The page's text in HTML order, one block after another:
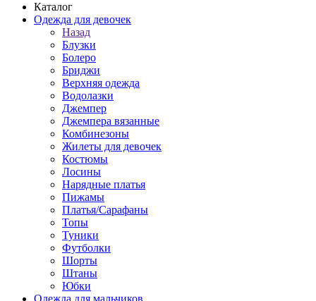
Каталог
Одежда для девочек
Назад
Блузки
Болеро
Бриджи
Верхняя одежда
Водолазки
Джемпер
Джемпера вязанные
Комбинезоны
Жилеты для девочек
Костюмы
Лосины
Нарядные платья
Пижамы
Платья/Сарафаны
Топы
Туники
Футболки
Шорты
Штаны
Юбки
Одежда для мальчиков